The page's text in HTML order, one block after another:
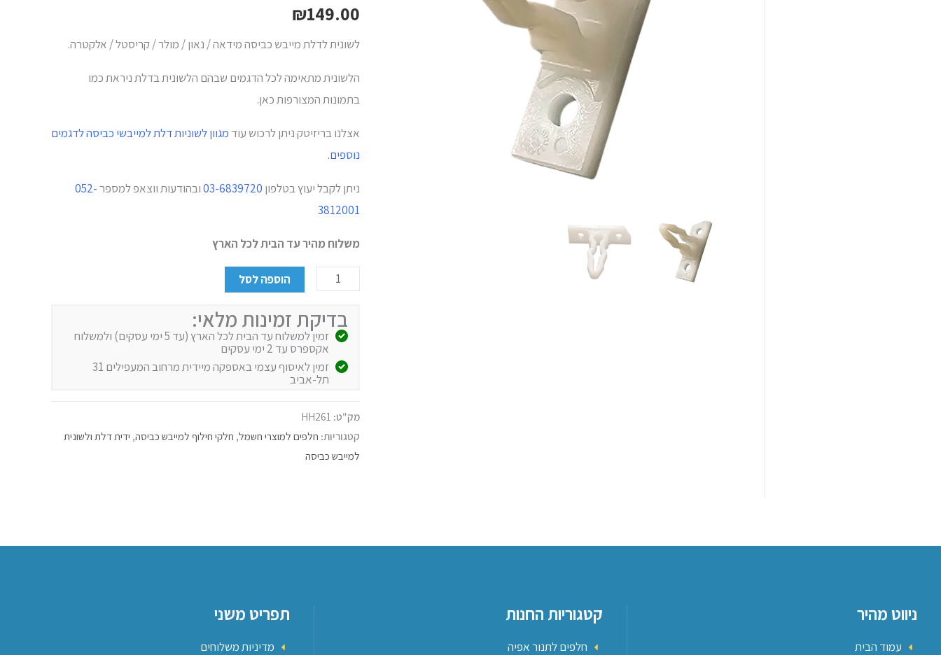
₪149.00
לשונית לדלת מייבש כביסה מידאה / נאון / מולר / קריסטל / אלקטרה.
הלשונית מתאימה לכל הדגמים שבהם הלשונית בדלת ניראת כמו
בתמונות המצורפות כאן.
אצלנו בריזיטק ניתן לרכוש עוד מגוון לשוניות דלת למייבשי כביסה לדגמים
נוספים.
ניתן לקבל יעוץ בטלפון 03-6839720ובהודעות ווצאפ למספר052-
3812001
משלוח מהיר עד הבית לכל הארץ
נאון
קריסטל
/
הוספה לסל
בדיקת זמינות מלאי:
זמין למשלוח עד הבית לכל הארץ (עד 5 ימי עסקים) ולמשלוח
אקספרס עד 2 ימי עסקים
זמין לאיסוף עצמי באספקה מיידית מרחוב המעפילים 31
תל-אביב
מק"ט: HH261
קטגוריות: חלפים למוצרי חשמל, חלקי חילוף למייבש כביסה, ידית דלת ולשונית
למייבש כביסה
ניווט מהיר
עמוד הבית
קטגוריות החנות
חלפים לתנור אפיה
תפריט משני
מדיניות משלוחים